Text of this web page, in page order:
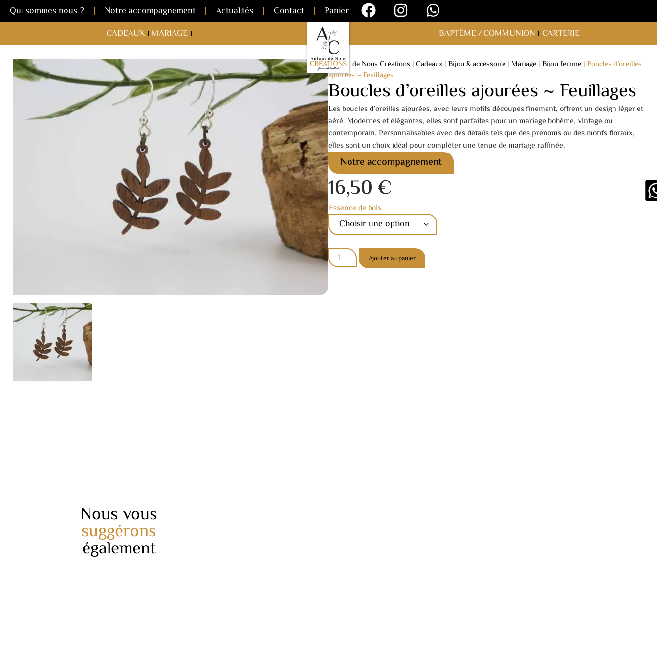
Qui sommes nous ? Notre accompagnement Actualités Contact Panier
CADEAUX MARIAGE BAPTÊME / COMMUNION CARTERIE
Autour de Nous Créations | Cadeaux | Bijou & accessoire | Mariage | Bijou femme | Boucles d’oreilles
ajourées ~ Feuillages
Boucles d’oreilles ajourées ~ Feuillages
Les boucles d’oreilles ajourées, avec leurs motifs découpés finement, offrent un design léger et
aéré. Modernes et élégantes, elles sont parfaites pour un mariage bohème, vintage ou
contemporain. Personnalisables avec des détails tels que des prénoms ou des motifs floraux,
elles sont un choix idéal pour compléter une tenue de mariage raffinée.
Notre accompagnement
16,50 €
Essence de bois
Ajouter au panier
Nous vous
suggérons
également